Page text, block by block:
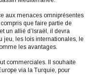
aux menaces omniprésentes
que faire partie de
un allié d’Israël, il devra
jeu, les lois internationales, le
les avantages.
commerciales. Il souhaite
via la Turquie, pour